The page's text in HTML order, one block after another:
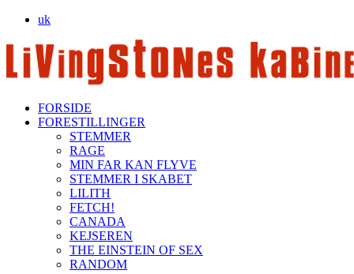
uk
FORSIDE
FORESTILLINGER
STEMMER
RAGE
MIN FAR KAN FLYVE
STEMMER I SKABET
LILITH
FETCH!
CANADA
KEJSEREN
THE EINSTEIN OF SEX
RANDOM